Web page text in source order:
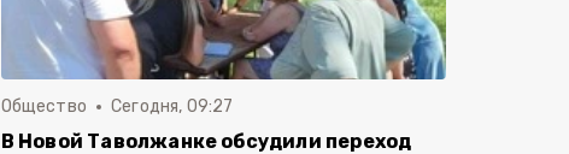
Общество Сегодня, 09:27
В Новой Таволжанке обсудили переход